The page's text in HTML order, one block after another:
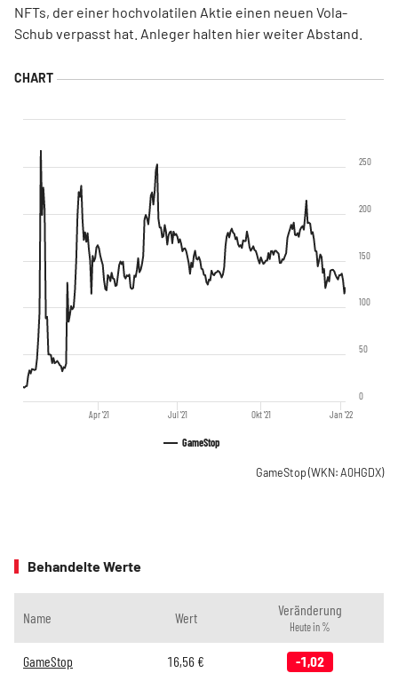
NFTs, der einer hochvolatilen Aktie einen neuen Vola-
Schub verpasst hat. Anleger halten hier weiter Abstand.
GameStop
Jul '21 Jan '22
Apr '21 Okt '21
0
50
100
150
200
250
GameStop (WKN: A0HGDX)
Behandelte Werte
Name Wert Veränderung
Heute in %
GameStop 16,56 € -1,02